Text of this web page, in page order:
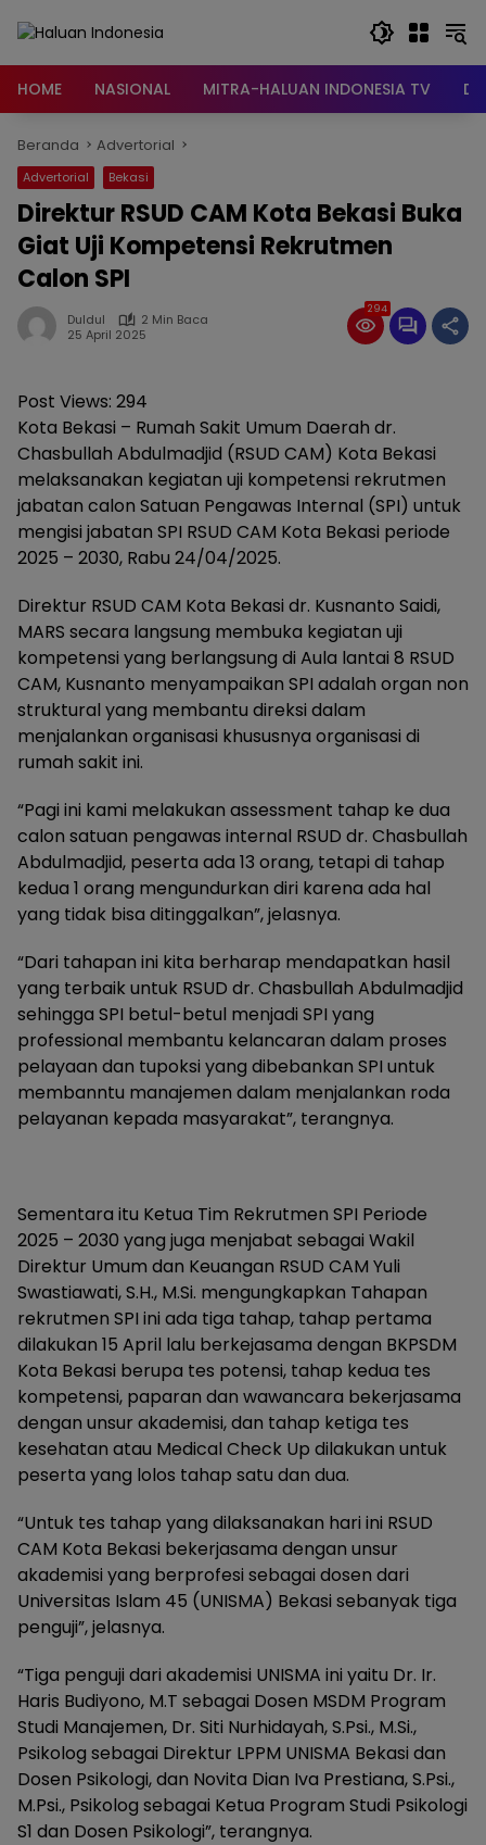
HOME
NASIONAL MITRA-HALUAN INDONESIA TV
Beranda Advertorial
Advertorial Bekasi
Direktur RSUD CAM Kota Bekasi Buka
Giat Uji Kompetensi Rekrutmen
Calon SPI
Duldul
2 Min Baca
25 April 2025
294
Post Views: 294
Kota Bekasi – Rumah Sakit Umum Daerah dr.
Chasbullah Abdulmadjid (RSUD CAM) Kota Bekasi
melaksanakan kegiatan uji kompetensi rekrutmen
jabatan calon Satuan Pengawas Internal (SPI) untuk
mengisi jabatan SPI RSUD CAM Kota Bekasi periode
2025 – 2030, Rabu 24/04/2025.
Direktur RSUD CAM Kota Bekasi dr. Kusnanto Saidi,
MARS secara langsung membuka kegiatan uji
kompetensi yang berlangsung di Aula lantai 8 RSUD
CAM, Kusnanto menyampaikan SPI adalah organ non
struktural yang membantu direksi dalam
menjalankan organisasi khususnya organisasi di
rumah sakit ini.
“Pagi ini kami melakukan assessment tahap ke dua
calon satuan pengawas internal RSUD dr. Chasbullah
Abdulmadjid, peserta ada 13 orang, tetapi di tahap
kedua 1 orang mengundurkan diri karena ada hal
yang tidak bisa ditinggalkan”, jelasnya.
“Dari tahapan ini kita berharap mendapatkan hasil
yang terbaik untuk RSUD dr. Chasbullah Abdulmadjid
sehingga SPI betul-betul menjadi SPI yang
professional membantu kelancaran dalam proses
pelayaan dan tupoksi yang dibebankan SPI untuk
membanntu manajemen dalam menjalankan roda
pelayanan kepada masyarakat”, terangnya.
Sementara itu Ketua Tim Rekrutmen SPI Periode
2025 – 2030 yang juga menjabat sebagai Wakil
Direktur Umum dan Keuangan RSUD CAM Yuli
Swastiawati, S.H., M.Si. mengungkapkan Tahapan
rekrutmen SPI ini ada tiga tahap, tahap pertama
dilakukan 15 April lalu berkejasama dengan BKPSDM
Kota Bekasi berupa tes potensi, tahap kedua tes
kompetensi, paparan dan wawancara bekerjasama
dengan unsur akademisi, dan tahap ketiga tes
kesehatan atau Medical Check Up dilakukan untuk
peserta yang lolos tahap satu dan dua.
“Untuk tes tahap yang dilaksanakan hari ini RSUD
CAM Kota Bekasi bekerjasama dengan unsur
akademisi yang berprofesi sebagai dosen dari
Universitas Islam 45 (UNISMA) Bekasi sebanyak tiga
penguji”, jelasnya.
“Tiga penguji dari akademisi UNISMA ini yaitu Dr. Ir.
Haris Budiyono, M.T sebagai Dosen MSDM Program
Studi Manajemen, Dr. Siti Nurhidayah, S.Psi., M.Si.,
Psikolog sebagai Direktur LPPM UNISMA Bekasi dan
Dosen Psikologi, dan Novita Dian Iva Prestiana, S.Psi.,
M.Psi., Psikolog sebagai Ketua Program Studi Psikologi
S1 dan Dosen Psikologi”, terangnya.